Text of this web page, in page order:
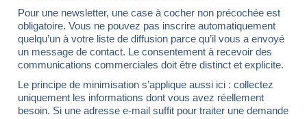
Pour une newsletter, une case à cocher non précochée est
obligatoire. Vous ne pouvez pas inscrire automatiquement
quelqu’un à votre liste de diffusion parce qu’il vous a envoyé
un message de contact. Le consentement à recevoir des
communications commerciales doit être distinct et explicite.
Le principe de minimisation s’applique aussi ici : collectez
uniquement les informations dont vous avez réellement
besoin. Si une adresse e-mail suffit pour traiter une demande